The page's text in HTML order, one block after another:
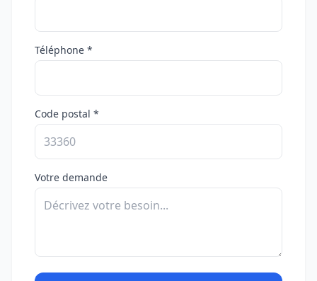
Téléphone *
Code postal *
Votre demande